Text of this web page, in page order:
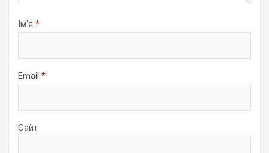
Ім'я *
Email *
Сайт